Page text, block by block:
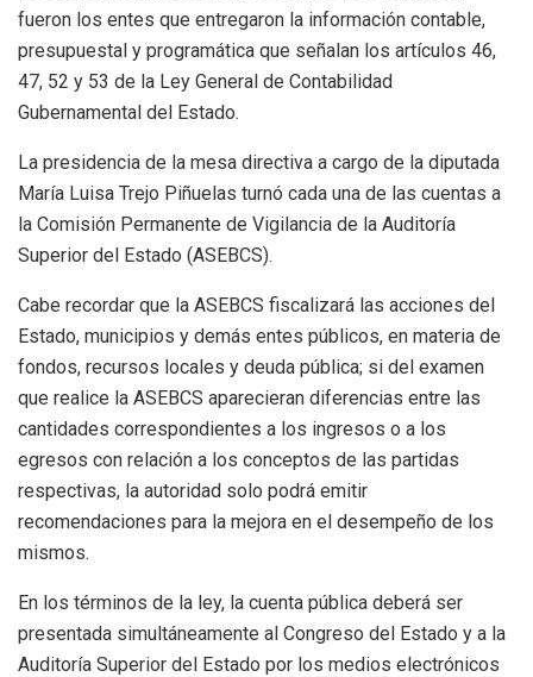
fueron los entes que entregaron la información contable,
presupuestal y programática que señalan los artículos 46,
47, 52 y 53 de la Ley General de Contabilidad
Gubernamental del Estado.
La presidencia de la mesa directiva a cargo de la diputada
María Luisa Trejo Piñuelas turnó cada una de las cuentas a
la Comisión Permanente de Vigilancia de la Auditoría
Superior del Estado (ASEBCS).
Cabe recordar que la ASEBCS fiscalizará las acciones del
Estado, municipios y demás entes públicos, en materia de
fondos, recursos locales y deuda pública; si del examen
que realice la ASEBCS aparecieran diferencias entre las
cantidades correspondientes a los ingresos o a los
egresos con relación a los conceptos de las partidas
respectivas, la autoridad solo podrá emitir
recomendaciones para la mejora en el desempeño de los
mismos.
En los términos de la ley, la cuenta pública deberá ser
presentada simultáneamente al Congreso del Estado y a la
Auditoría Superior del Estado por los medios electrónicos